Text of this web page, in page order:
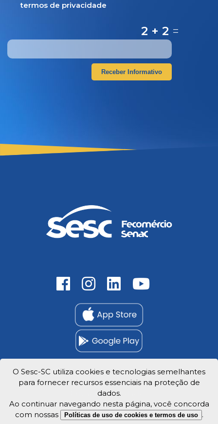
termos de privacidade
2 + 2 =
Receber Informativo
Trabalhe Conosco
Privacidade e dados
O Sesc-SC utiliza cookies e tecnologias semelhantes
para fornecer recursos essenciais na proteção de
dados.
Ao continuar navegando nesta página, você concorda
com nossas
Políticas de uso de cookies e termos de uso .